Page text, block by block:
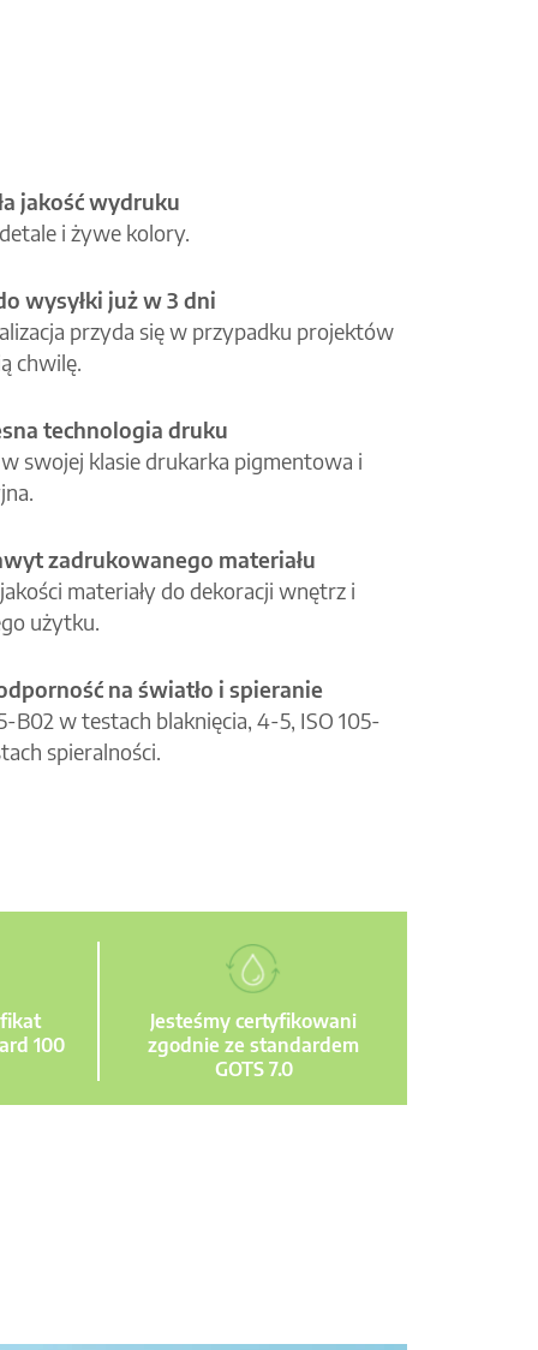
jakość wydruku
i żywe kolory.
wysyłki już w 3 dni
przyda się w przypadku projektów
chwilę.
technologia druku
swojej klasie drukarka pigmentowa i
zadrukowanego materiału
materiały do dekoracji wnętrz i
użytku.
na światło i spieranie
B02 w testach blaknięcia, 4-5, ISO 105-
spieralności.
100
Jesteśmy certyfikowani
zgodnie ze standardem
GOTS 7.0